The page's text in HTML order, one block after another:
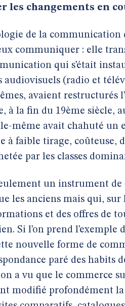
les changements en
de la
communiquer : elle
qui s’était
audiovisuels (radio et
avaient restructurés
à la fin du 19ème
même avait chahuté un
à faible tirage, coûteuse,
par les classes
un instrument
les anciens mais qui,
et des offres de
Si l’on prend
nouvelle forme de
paré des habits
a vu que le commerce
modifié profondément